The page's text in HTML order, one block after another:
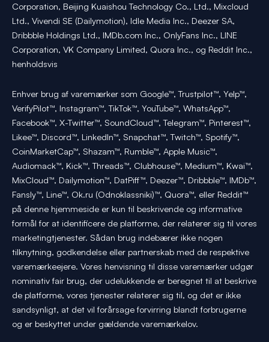
Corporation, Beijing Kuaishou Technology Co., Ltd., Mixcloud
Ltd., Vivendi SE (Dailymotion), Idle Media Inc., Deezer SA,
Dribbble Holdings Ltd., IMDb.com Inc., OnlyFans Inc., LINE
Corporation, VK Company Limited, Quora Inc., og Reddit Inc.,
henholdsvis
Enhver brug af varemærker som Google™, Trustpilot™, Yelp™,
VerifyPilot™, Instagram™, TikTok™, YouTube™, WhatsApp™,
Facebook™, X-Twitter™, SoundCloud™, Telegram™, Pinterest™,
Likee™, Discord™, LinkedIn™, Snapchat™, Twitch™, Spotify™,
CoinMarketCap™, Shazam™, Rumble™, Apple Music™,
Audiomack™, Kick™, Threads™, Clubhouse™, Medium™, Kwai™,
MixCloud™, Dailymotion™, DatPiff™, Deezer™, Dribbble™, IMDb™,
Fansly™, Line™, Ok.ru (Odnoklassniki)™, Quora™, eller Reddit™
på denne hjemmeside er kun til beskrivende og informative
formål for at identificere de platforme, der relaterer sig til vores
marketingtjenester. Sådan brug indebærer ikke nogen
tilknytning, godkendelse eller partnerskab med de respektive
varemærkeejere. Vores henvisning til disse varemærker udgør
nominativ fair brug, der udelukkende er beregnet til at beskrive
de platforme, vores tjenester relaterer sig til, og det er ikke
sandsynligt, at det vil forårsage forvirring blandt forbrugerne
og er beskyttet under gældende varemærkelov.